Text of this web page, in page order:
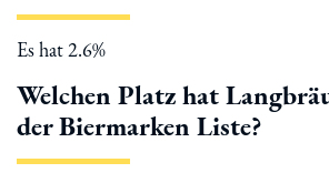
Es hat 2.6%
Welchen Platz hat
der Biermarken Liste?